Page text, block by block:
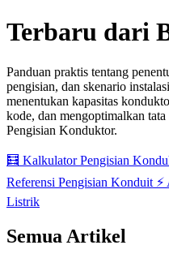
Terbaru dari
Panduan praktis tentang
pengisian, dan skenario
menentukan kapasitas
kode, dan mengoptimalkan
Pengisian Konduktor.
🧮 Kalkulator Pengisian
Referensi Pengisian Konduit
Listrik
Semua Artikel